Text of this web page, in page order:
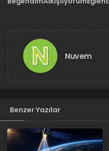
Nuvem
Benzer Yazılar